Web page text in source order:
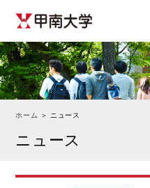
ホーム ＞ニュース
ニュース